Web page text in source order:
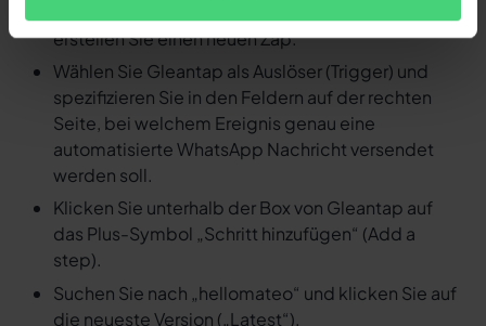
erstellen Sie einen neuen Zap.
Wählen Sie Gleantap als Auslöser (Trigger) und
spezifizieren Sie in den Feldern auf der rechten
Seite, bei welchem Ereignis genau eine
automatisierte WhatsApp Nachricht versendet
werden soll.
Klicken Sie unterhalb der Box von Gleantap auf
das Plus-Symbol „Schritt hinzufügen“ (Add a
step).
Suchen Sie nach „hellomateo“ und klicken Sie auf
die neueste Version („Latest“).